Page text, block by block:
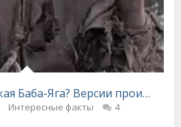
Кто же такая Баба-Яга? Версии происхождения
Интересные факты 4